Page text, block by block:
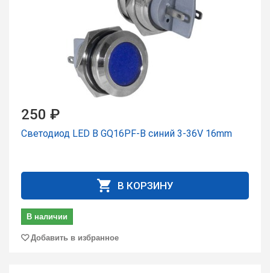
250 ₽
Светодиод LED B GQ16PF-B синий 3-36V 16mm
В КОРЗИНУ
В наличии
Добавить в избранное